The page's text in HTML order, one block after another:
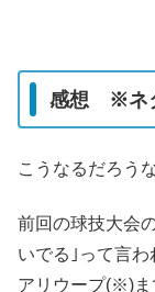
感想 ※ネ
こうなるだろう
前回の球技大会
いでる｣って言
アリウープ(※)ま